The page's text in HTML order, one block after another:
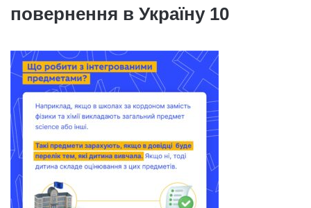
повернення в Україну 10